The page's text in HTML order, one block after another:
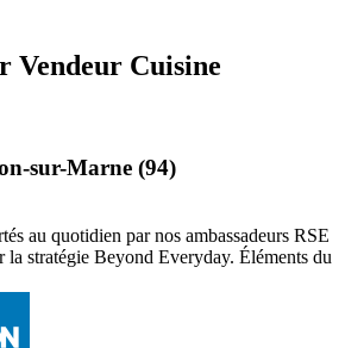
Vendeur Cuisine
sur-Marne (94)
au quotidien par nos ambassadeurs RSE
la stratégie Beyond Everyday. Éléments du